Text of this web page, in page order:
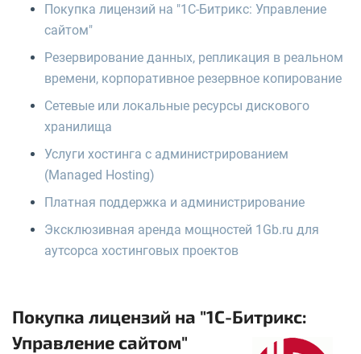
Покупка лицензий на "1С-Битрикс: Управление
сайтом"
Резервирование данных, репликация в реальном
времени, корпоративное резервное копирование
Сетевые или локальные ресурсы дискового
хранилища
Услуги хостинга с администрированием
(Managed Hosting)
Платная поддержка и администрирование
Эксклюзивная аренда мощностей 1Gb.ru для
аутсорса хостинговых проектов
Покупка лицензий на "1С-Битрикс:
Управление сайтом"